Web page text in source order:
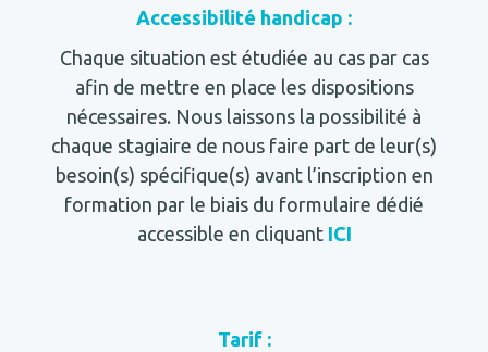
Accessibilité handicap :
Chaque situation est étudiée au cas par cas
afin de mettre en place les dispositions
nécessaires. Nous laissons la possibilité à
chaque stagiaire de nous faire part de leur(s)
besoin(s) spécifique(s) avant l’inscription en
formation par le biais du formulaire dédié
accessible en cliquant ICI
Tarif :